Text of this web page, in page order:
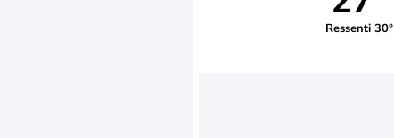
Ressenti 30°